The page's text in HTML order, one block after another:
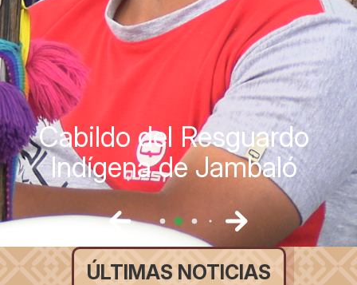
Cabildo del Resguardo
Indígena de Jambaló
ÚLTIMAS NOTICIAS